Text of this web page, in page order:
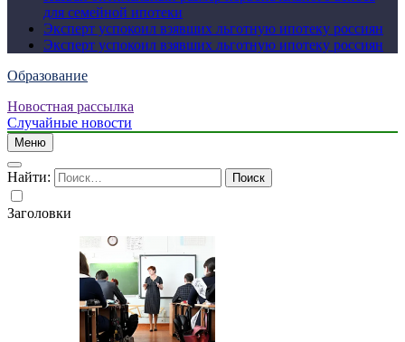
для семейной ипотеки
Эксперт успокоил взявших льготную ипотеку россиян
Эксперт успокоил взявших льготную ипотеку россиян
Образование
Новостная рассылка
Случайные новости
Меню
Найти:
Заголовки